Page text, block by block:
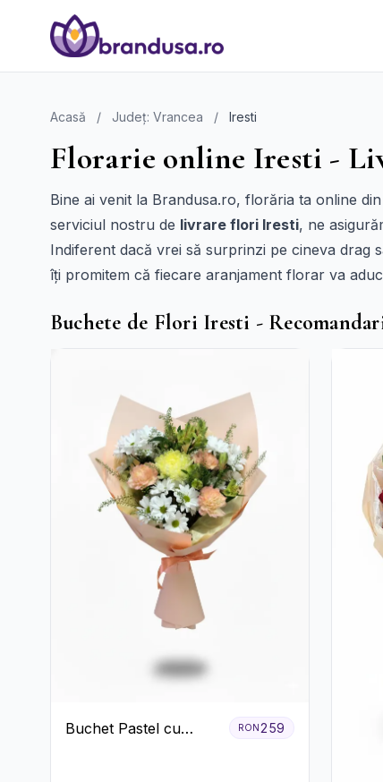
Acasă / Județ: Vrancea / Iresti
Florarie online Iresti -
Bine ai venit la Brandusa.ro, florăria ta online
serviciul nostru de livrare flori Iresti, ne
Indiferent dacă vrei să surprinzi pe cineva drag
îți promitem că fiecare aranjament florar va
Buchete de Flori Iresti -
Buchet Pastel cu
RON259